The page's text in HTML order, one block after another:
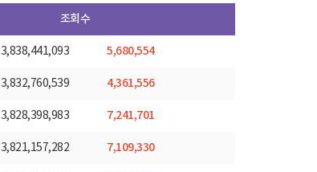
조회수
3,838,441,093 5,680,554
3,832,760,539 4,361,556
3,828,398,983 7,241,701
3,821,157,282 7,109,330